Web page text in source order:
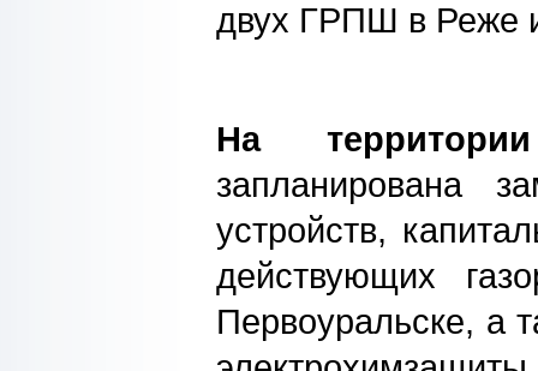
двух ГРПШ в Реже
На территории
запланирована
устройств,
действующих
Первоуральске, а